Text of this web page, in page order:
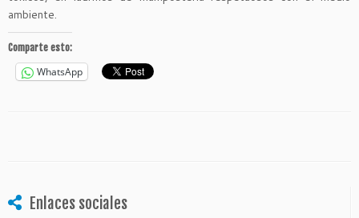
ambiente.
Comparte esto:
WhatsApp
Enlaces sociales